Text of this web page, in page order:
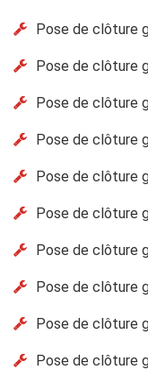
Pose de clôture
Pose de clôture
Pose de clôture
Pose de clôture
Pose de clôture
Pose de clôture
Pose de clôture
Pose de clôture
Pose de clôture
Pose de clôture